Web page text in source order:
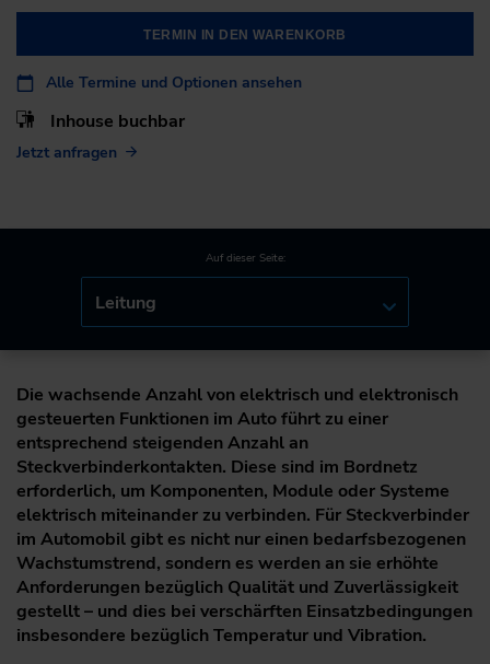
TERMIN IN DEN WARENKORB
Alle Termine und Optionen ansehen
Inhouse buchbar
Jetzt anfragen
Auf dieser Seite:
Leitung
Die wachsende Anzahl von elektrisch und elektronisch
gesteuerten Funktionen im Auto führt zu einer
entsprechend steigenden Anzahl an
Steckverbinderkontakten. Diese sind im Bordnetz
erforderlich, um Komponenten, Module oder Systeme
elektrisch miteinander zu verbinden. Für Steckverbinder
im Automobil gibt es nicht nur einen bedarfsbezogenen
Wachstumstrend, sondern es werden an sie erhöhte
Anforderungen bezüglich Qualität und Zuverlässigkeit
gestellt – und dies bei verschärften Einsatzbedingungen
insbesondere bezüglich Temperatur und Vibration.